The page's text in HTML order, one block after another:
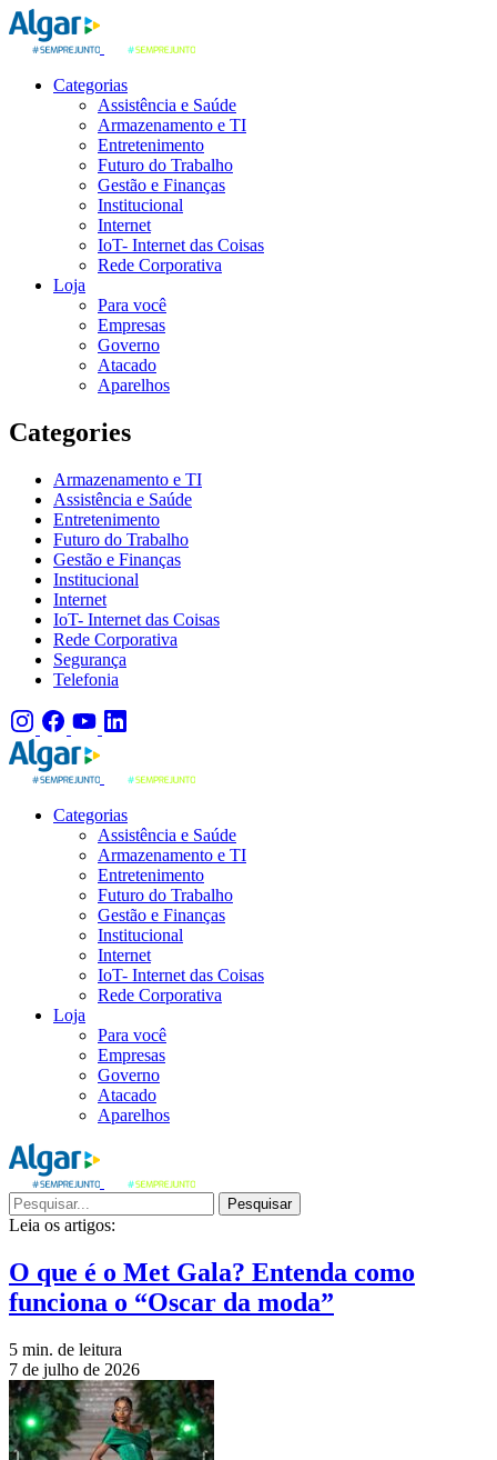
Categorias
Assistência e Saúde
Armazenamento e TI
Entretenimento
Futuro do Trabalho
Gestão e Finanças
Institucional
Internet
IoT- Internet das Coisas
Rede Corporativa
Loja
Para você
Empresas
Governo
Atacado
Aparelhos
Categories
Armazenamento e TI
Assistência e Saúde
Entretenimento
Futuro do Trabalho
Gestão e Finanças
Institucional
Internet
IoT- Internet das Coisas
Rede Corporativa
Segurança
Telefonia
Categorias
Assistência e Saúde
Armazenamento e TI
Entretenimento
Futuro do Trabalho
Gestão e Finanças
Institucional
Internet
IoT- Internet das Coisas
Rede Corporativa
Loja
Para você
Empresas
Governo
Atacado
Aparelhos
Pesquisar
Leia os artigos:
O que é o Met Gala? Entenda como
funciona o “Oscar da moda”
5 min. de leitura
7 de julho de 2026